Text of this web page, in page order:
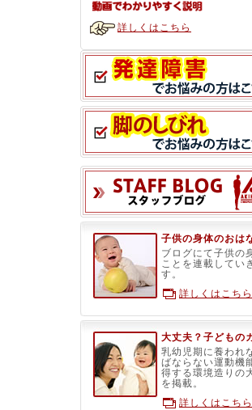
詳しくはこちら
子供の身体のおは
ブログにて子供の
ことを連載してい
す。
詳しくはこちら
大丈夫？子どもの
乳幼児期に養われ
ばならない運動機
得する環境造りの
を掲載。
詳しくはこちら